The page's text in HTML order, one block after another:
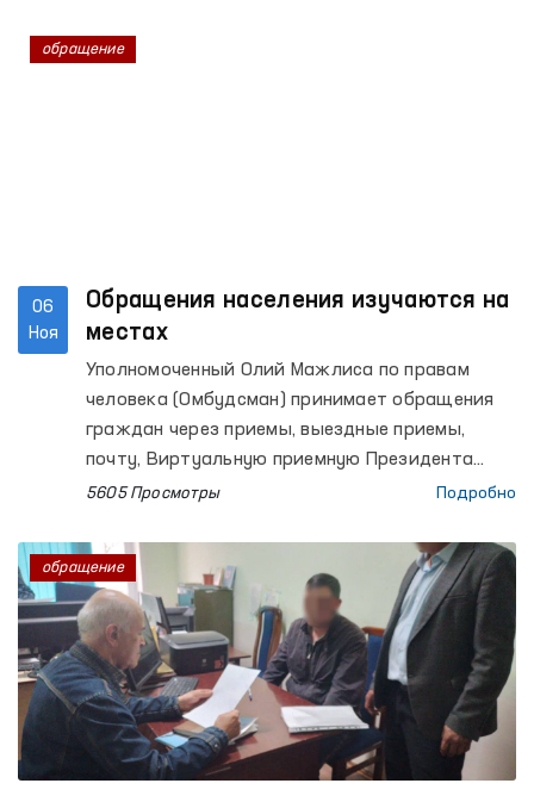
06
Ноя
Обращения населения изучаются на
местах
Уполномоченный Олий Мажлиса по правам
человека (Омбудсман) принимает обращения
граждан через приемы, выездные приемы,
почту, Виртуальную приемную Президента
Республики Узбекистан, интернет-портал
приложение и «Ящики Омбудсмана». Исходя из
содержания обращений, вопросы, требующие
изучения, рассматриваются на местах.
5605 Просмотры Подробно
обращение
обращение